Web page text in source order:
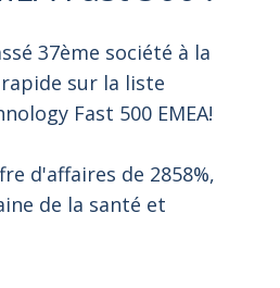
37ème société à la
sur la liste
Fast 500 EMEA!
d'affaires de 2858%,
de la santé et